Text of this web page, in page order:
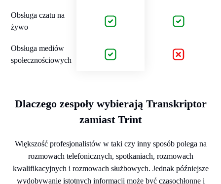
Obsługa czatu na
żywo
Obsługa mediów
społecznościowych
Dlaczego zespoły wybierają Transkriptor
zamiast Trint
Większość profesjonalistów w taki czy inny sposób polega na
rozmowach telefonicznych, spotkaniach, rozmowach
kwalifikacyjnych i rozmowach służbowych. Jednak późniejsze
wydobywanie istotnych informacji może być czasochłonne i